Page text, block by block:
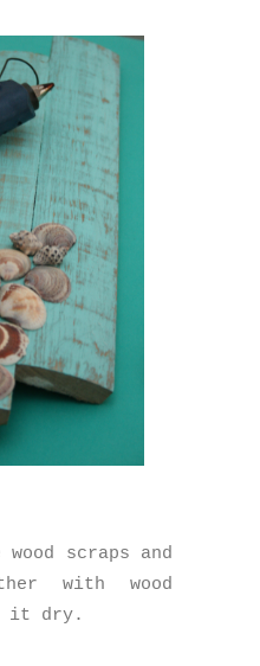
scraps and
with wood
it dry.